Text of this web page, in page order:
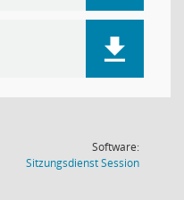
Software:
SitzungsdienstSession(Wird in